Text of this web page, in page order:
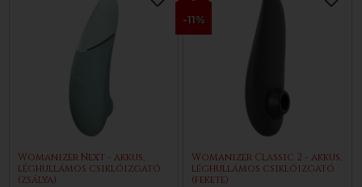
Womanizer Next - akkus,
léghullámos csiklóizgató
(zsálya)
-11%
Womanizer Classic 2 - akkus,
léghullámos csiklóizgató
(fekete)